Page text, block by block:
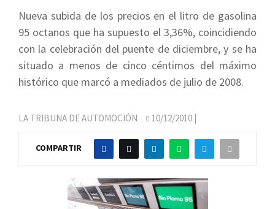
Nueva subida de los precios en el litro de gasolina
95 octanos que ha supuesto el 3,36%, coincidiendo
con la celebración del puente de diciembre, y se ha
situado a menos de cinco céntimos del máximo
histórico que marcó a mediados de julio de 2008.
LA TRIBUNA DE AUTOMOCIÓN 10/12/2010 |
COMPARTIR